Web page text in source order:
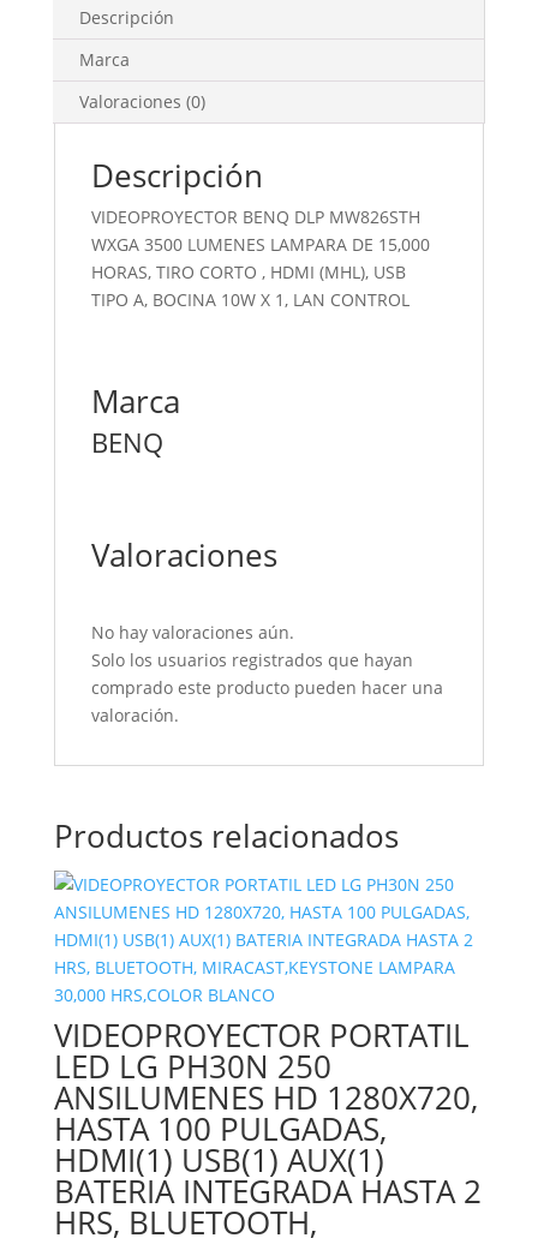
HORAS,
TIRO
CORTO
HDMI
BOCINA
CONTROL
Descripción
Marca
Valoraciones (0)
Descripción
VIDEOPROYECTOR BENQ DLP MW826STH
WXGA 3500 LUMENES LAMPARA DE 15,000
HORAS, TIRO CORTO , HDMI (MHL), USB
TIPO A, BOCINA 10W X 1, LAN CONTROL
Marca
BENQ
Valoraciones
No hay valoraciones aún.
Solo los usuarios registrados que hayan
comprado este producto pueden hacer una
valoración.
Productos relacionados
VIDEOPROYECTOR PORTATIL
LED LG PH30N 250
ANSILUMENES HD 1280X720,
HASTA 100 PULGADAS,
HDMI(1) USB(1) AUX(1)
BATERIA INTEGRADA HASTA 2
HRS, BLUETOOTH,